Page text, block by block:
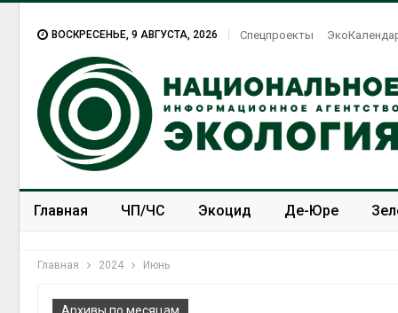
ВОСКРЕСЕНЬЕ, 9 АВГУСТА, 2026 Спецпроекты
Главная ЧП/ЧС Экоцид Де-Юре
Главная 2024 Июнь